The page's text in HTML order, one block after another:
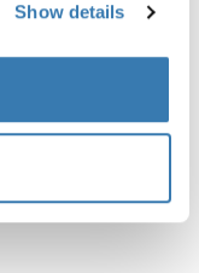
Show details
qui
années s'il est
et bonnes